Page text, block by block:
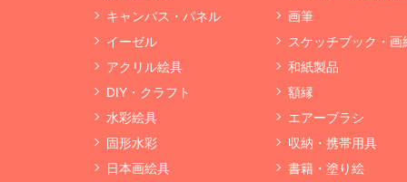
キャンバス・パネル
イーゼル
アクリル絵具
DIY・クラフト
水彩絵具
固形水彩
日本画絵具
画筆
スケッチブック・画
和紙製品
額縁
エアーブラシ
収納・携帯用具
書籍・塗り絵